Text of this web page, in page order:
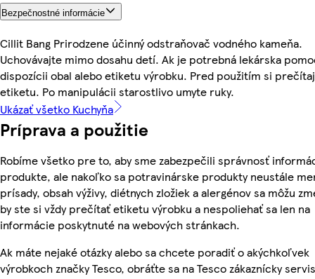
Bezpečnostné informácie
Cillit Bang Prirodzene účinný odstraňovač vodného kameňa.
Uchovávajte mimo dosahu detí. Ak je potrebná lekárska
dispozícii obal alebo etiketu výrobku. Pred použitím si
etiketu. Po manipulácii starostlivo umyte ruky.
Ukázať všetko Kuchyňa
Príprava a použitie
Robíme všetko pre to, aby sme zabezpečili správnosť
produkte, ale nakoľko sa potravinárske produkty neustále
prísady, obsah výživy, diétnych zložiek a alergénov sa môžu
by ste si vždy prečítať etiketu výrobku a nespoliehať sa len na
informácie poskytnuté na webových stránkach.
Ak máte nejaké otázky alebo sa chcete poradiť o akýchkoľvek
výrobkoch značky Tesco, obráťte sa na Tesco zákaznícky